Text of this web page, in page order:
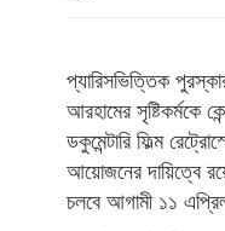
প্যারিসভিত্তিক
আরহামের সৃষ্টিকর্মকে
ডকুমেন্টারি ফিল্ম
আয়োজনের দায়িত্বে
চলবে আগামী ১১